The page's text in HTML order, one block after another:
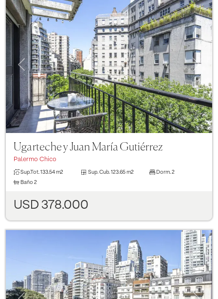
Previous
Ugarteche y Juan María Gutiérrez
Palermo Chico
Sup.Tot. 133.54 m2 Sup. Cub. 123.65 m2 Dorm. 2
Baño 2
USD 378.000
Previous Next